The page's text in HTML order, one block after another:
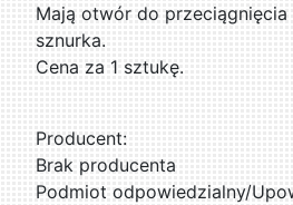
Mają otwór do przeciągnięcia
sznurka.
Cena za 1 sztukę.
Producent:
Brak producenta
Podmiot odpowiedzialny/